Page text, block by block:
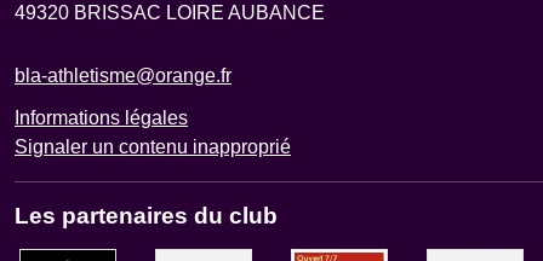
49320 BRISSAC LOIRE AUBANCE
bla-athletisme@orange.fr
Informations légales
Signaler un contenu inapproprié
Les partenaires du club